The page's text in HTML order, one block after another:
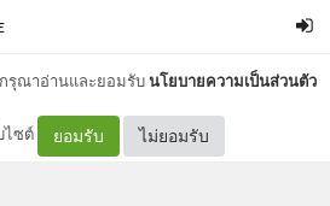
กรุณาอ่านและยอมรับนโยบายความเป็นส่วนตัว
ไซต์ ยอมรับ ไม่ยอมรับ